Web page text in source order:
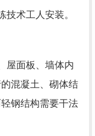
技术工人安装。
屋面板、墙体内
混凝土、砌体结
钢结构需要干法